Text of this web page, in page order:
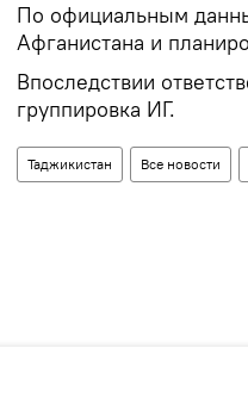
По официальным
Афганистана и
Впоследствии
группировка ИГ.
Таджикистан Все новости